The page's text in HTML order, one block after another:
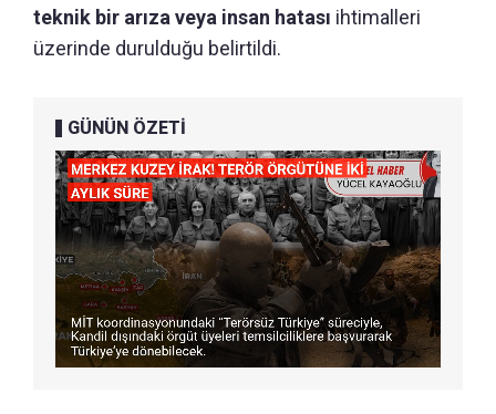
teknik bir arıza veya insan hatası ihtimalleri
üzerinde durulduğu belirtildi.
GÜNÜN ÖZETİ